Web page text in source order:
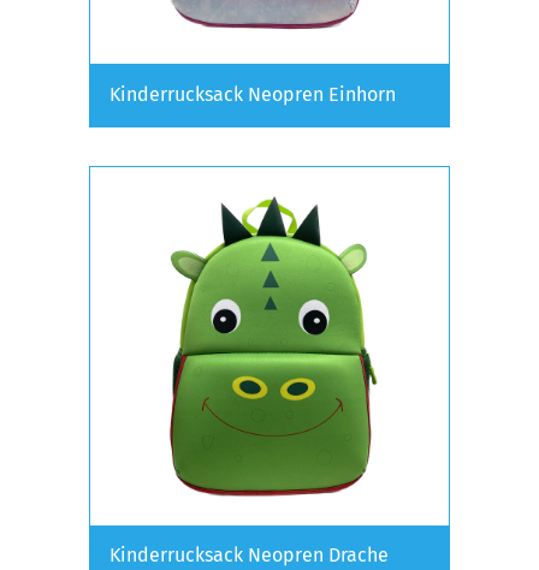
Kinderrucksack Neopren Einhorn
Kinderrucksack Neopren Drache